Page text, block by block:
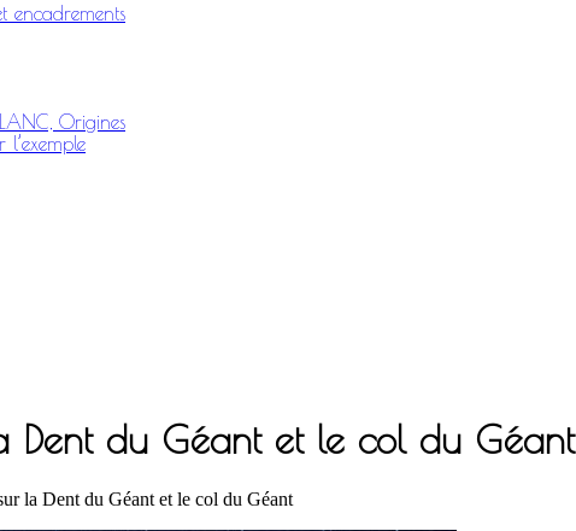
encadrements
Origines
l’exemple
Dent du Géant et le col du Géant
la Dent du Géant et le col du Géant